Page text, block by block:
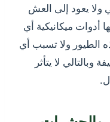
ولا يعود إلى العش
أدوات ميكانيكية أي
الطيور ولا تسبب أي
لا يتأثر